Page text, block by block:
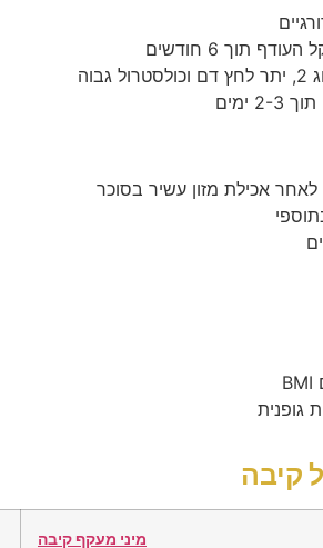
קיבה
מיני מעקף קיבה